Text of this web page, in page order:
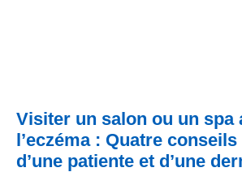
Visiter un salon ou un spa
l’eczéma : Quatre
d’une patiente et d’une